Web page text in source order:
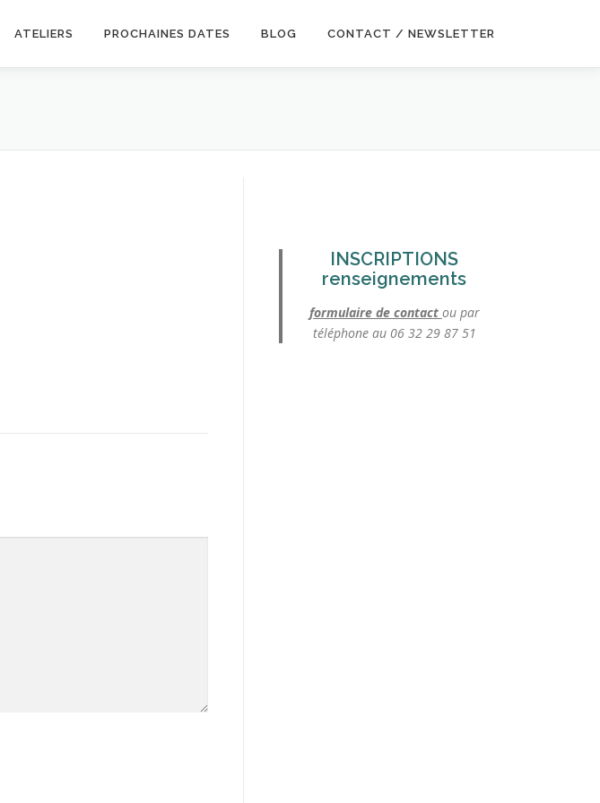
ATELIERS PROCHAINES DATES BLOG CONTACT / NEWSLETTER
INSCRIPTIONS
renseignements
formulaire de contact ou par
téléphone au 06 32 29 87 51